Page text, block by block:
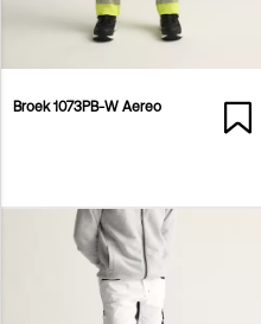
Broek 1073PB-W Aereo